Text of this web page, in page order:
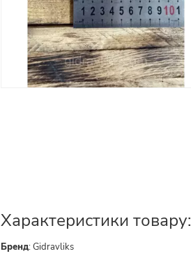
Характеристики товару:
Бренд:Gidravliks